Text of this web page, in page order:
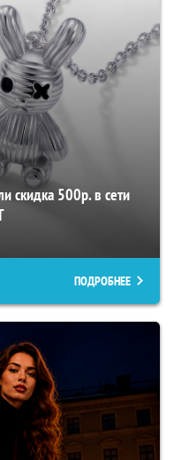
скидка 500р. в сети
ПОДРОБНЕЕ